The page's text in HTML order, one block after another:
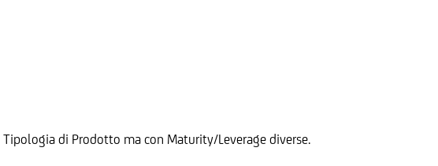
di Prodotto ma con Maturity/Leverage diverse.